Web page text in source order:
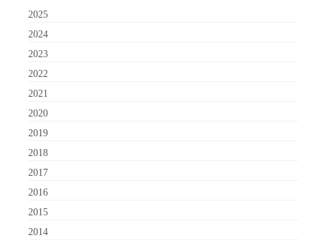
2025
2024
2023
2022
2021
2020
2019
2018
2017
2016
2015
2014